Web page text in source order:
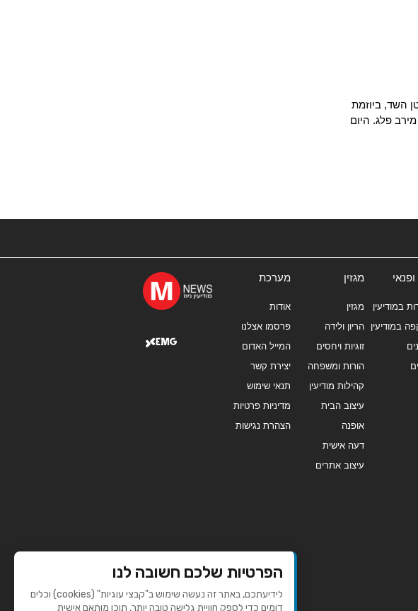
השד, ביוזמת
פלג. היום
במודיעין
במודיעין
מגזין
מגזין
הריון ולידה
זוגיות ויחסים
הורות ומשפחה
קהילות מודיעין
עיצוב הבית
אופנה
דעה אישית
עיצוב אתרים
מערכת
אודות
פרסמו אצלנו
המייל האדום
יצירת קשר
תנאי שימוש
מדיניות פרטיות
הצהרת נגישות
הפרטיות שלכם חשובה לנו
לידיעתכם, באתר זה נעשה שימוש ב"קבצי עוגיות" (cookies) וכלים
דומים כדי לספק חוויית גלישה טובה יותר, תוכן מותאם אישית